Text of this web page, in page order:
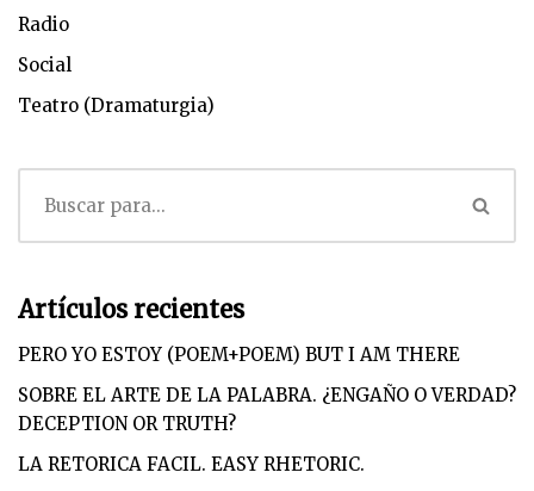
Radio
Social
Teatro (Dramaturgia)
Artículos recientes
PERO YO ESTOY (POEM+POEM) BUT I AM THERE
SOBRE EL ARTE DE LA PALABRA. ¿ENGAÑO O VERDAD?
DECEPTION OR TRUTH?
LA RETORICA FACIL. EASY RHETORIC.